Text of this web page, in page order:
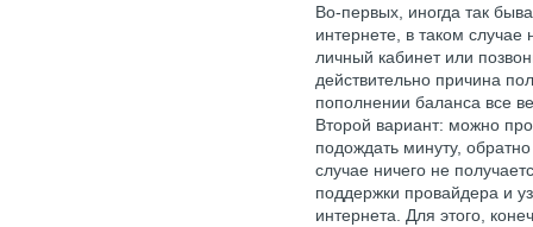
Во-первых, иногда так
интернете, в таком
личный кабинет или
действительно причина
пополнении баланса все
Второй вариант: можно
подождать минуту,
случае ничего не
поддержки провайдера и
интернета. Для этого,